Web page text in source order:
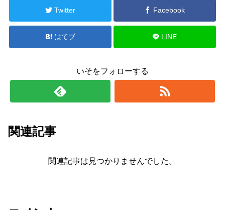
Twitter Facebook
はてブ LINE
いそをフォローする
関連記事
関連記事は見つかりませんでした。